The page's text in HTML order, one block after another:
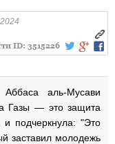
ID: 3515226
аль-Мусави
Газы — это защита
и подчеркнула: "Это
заставил молодежь